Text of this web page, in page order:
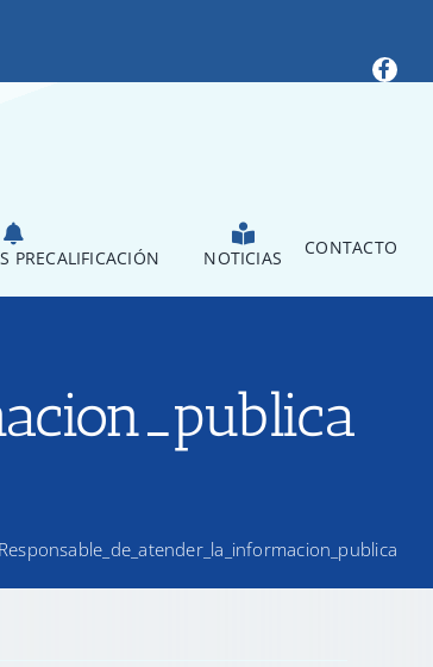
PRECALIFICACIÓN NOTICIAS CONTACTO